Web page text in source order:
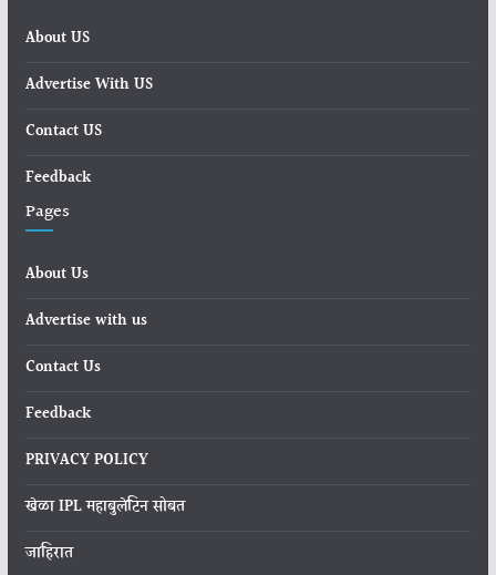
About US
Advertise With US
Contact US
Feedback
Pages
About Us
Advertise with us
Contact Us
Feedback
PRIVACY POLICY
खेळा IPL महाबुलेटिन सोबत
जाहिरात